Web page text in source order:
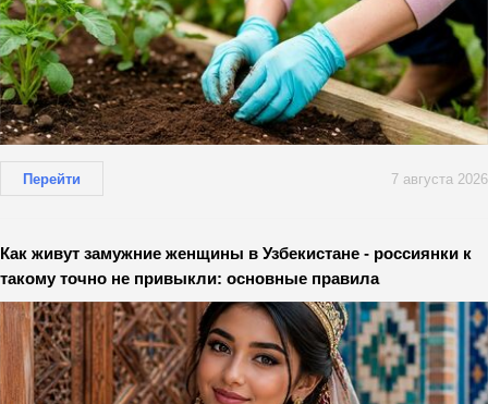
Перейти 7 августа 2026
Как живут замужние женщины в Узбекистане - россиянки к
такому точно не привыкли: основные правила